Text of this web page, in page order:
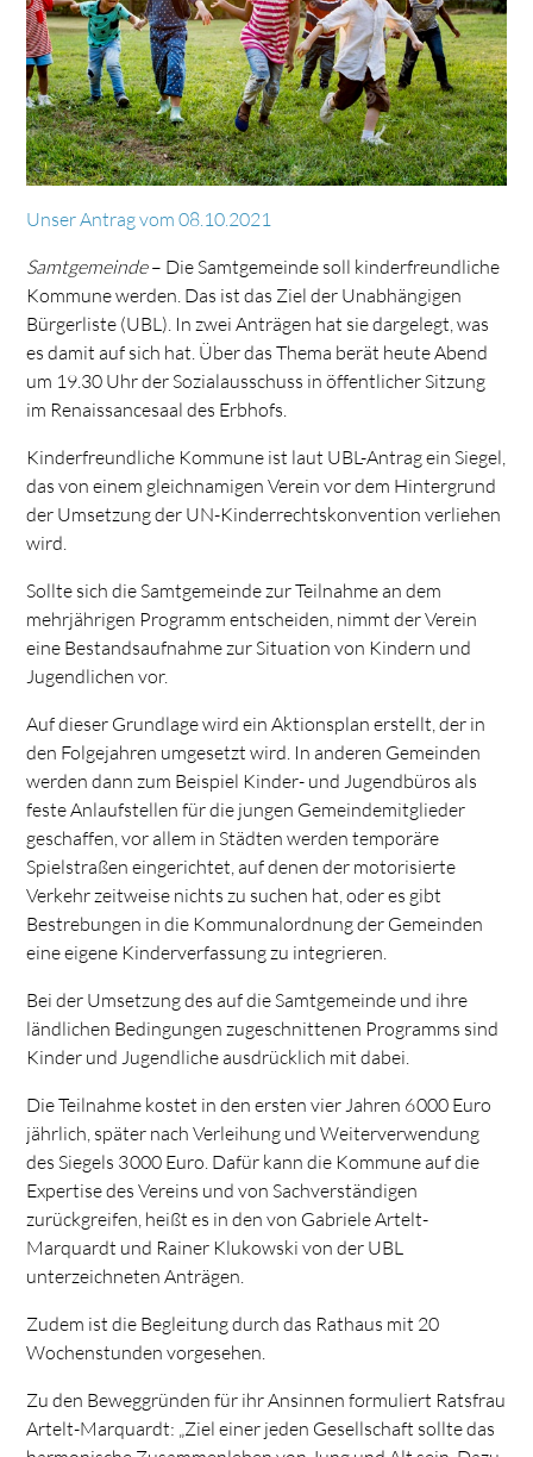
Unser Antrag vom 08.10.2021
Samtgemeinde– Die Samtgemeinde soll kinderfreundliche
Kommune werden. Das ist das Ziel der Unabhängigen
Bürgerliste (UBL). In zwei Anträgen hat sie dargelegt, was
es damit auf sich hat. Über das Thema berät heute Abend
um 19.30 Uhr der Sozialausschuss in öffentlicher Sitzung
im Renaissancesaal des Erbhofs.
Kinderfreundliche Kommune ist laut UBL-Antrag ein Siegel,
das von einem gleichnamigen Verein vor dem Hintergrund
der Umsetzung der UN-Kinderrechtskonvention verliehen
wird.
Sollte sich die Samtgemeinde zur Teilnahme an dem
mehrjährigen Programm entscheiden, nimmt der Verein
eine Bestandsaufnahme zur Situation von Kindern und
Jugendlichen vor.
Auf dieser Grundlage wird ein Aktionsplan erstellt, der in
den Folgejahren umgesetzt wird. In anderen Gemeinden
werden dann zum Beispiel Kinder- und Jugendbüros als
feste Anlaufstellen für die jungen Gemeindemitglieder
geschaffen, vor allem in Städten werden temporäre
Spielstraßen eingerichtet, auf denen der motorisierte
Verkehr zeitweise nichts zu suchen hat, oder es gibt
Bestrebungen in die Kommunalordnung der Gemeinden
eine eigene Kinderverfassung zu integrieren.
Bei der Umsetzung des auf die Samtgemeinde und ihre
ländlichen Bedingungen zugeschnittenen Programms sind
Kinder und Jugendliche ausdrücklich mit dabei.
Die Teilnahme kostet in den ersten vier Jahren 6 000 Euro
jährlich, später nach Verleihung und Weiterverwendung
des Siegels 3 000 Euro. Dafür kann die Kommune auf die
Expertise des Vereins und von Sachverständigen
zurückgreifen, heißt es in den von Gabriele Artelt-
Marquardt und Rainer Klukowski von der UBL
unterzeichneten Anträgen.
Zudem ist die Begleitung durch das Rathaus mit 20
Wochenstunden vorgesehen.
Zu den Beweggründen für ihr Ansinnen formuliert Ratsfrau
Artelt-Marquardt: „Ziel einer jeden Gesellschaft sollte das